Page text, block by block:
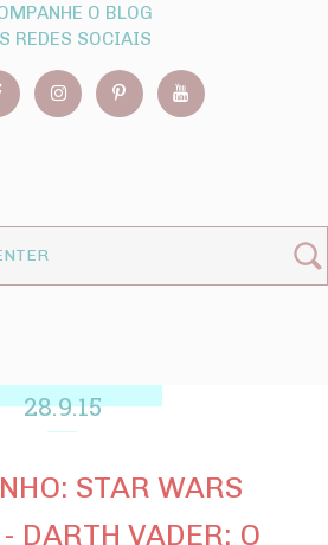
O BLOG
REDES SOCIAIS
28.9.15
STAR WARS
DARTH VADER: O